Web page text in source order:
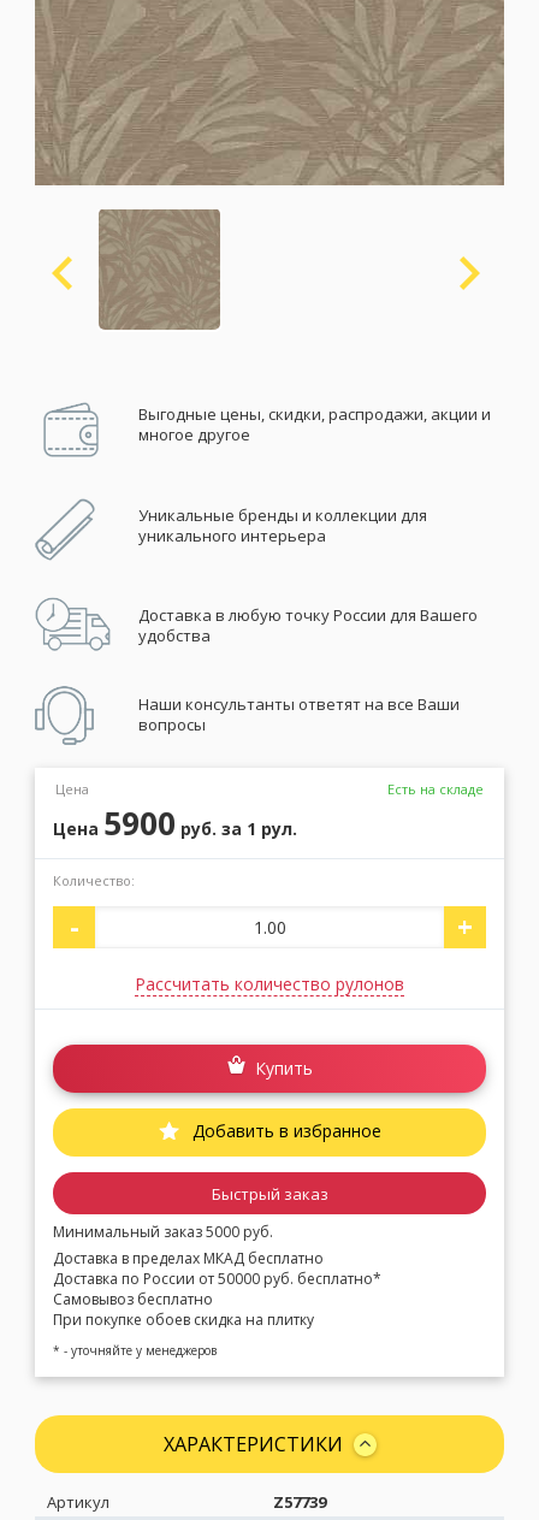
Москва (сменить город)
Заказать обратный звонок
Выгодные цены, скидки, распродажи, акции и
многое другое
Уникальные бренды и коллекции для
уникального интерьера
Доставка в любую точку России для Вашего
удобства
Наши консультанты ответят на все Ваши
вопросы
Цена Есть на складе
Цена 5900 руб. за 1 рул.
Количество:
- +
Рассчитать количество рулонов
Купить
Добавить в избранное
Быстрый заказ
Минимальный заказ 5000 руб.
Доставка в пределах МКАД бесплатно
Доставка по России от 50000 руб. бесплатно*
Самовывоз бесплатно
При покупке обоев скидка на плитку
* - уточняйте у менеджеров
ХАРАКТЕРИСТИКИ
Артикул
Z57739